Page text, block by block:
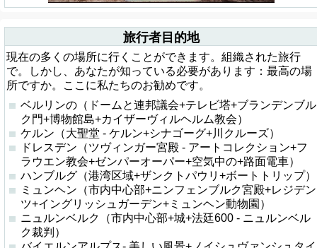
旅行者目的地
現在の多くの場所に行くことができます。組織された旅行
で。しかし、あなたが知っている必要があります：最高の場
所ですか。ここに私たちのお勧めです。
ベルリンの（ドームと連邦議会+テレビ塔+ブランデンブル
ク門+博物館島+カイザーヴィルヘルム教会）
ケルン（大聖堂 - ケルン+シナゴーグ+川クルーズ）
ドレスデン（ツヴィンガー宮殿 - アートコレクション+フ
ラウエン教会+ゼンパーオーパー+空気中の+路面電車）
ハンブルグ（港湾区域+ザンクトパウリ+ボートトリップ）
ミュンヘン（市内中心部+ニンフェンブルク宮殿+レジデン
ツ+イングリッシュガーデン+ミュンヘン動物園）
ニュルンベルク（市内中心部+城+法廷600 - ニュルンベル
ク裁判）